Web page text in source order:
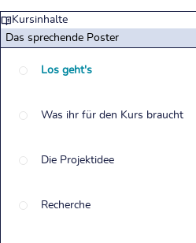
Kursinhalte
Das sprechende Poster
Los geht's
Was ihr für den Kurs braucht
Die Projektidee
Recherche